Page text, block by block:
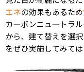
エネの効果もあるため
カーボンニュートラ
から、建て替えを選
をぜひ実施してみて